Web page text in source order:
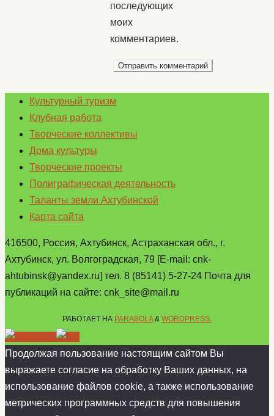
последующих
моих
комментариев.
Культурный туризм
Клубная работа
Творческие коллективы
Дома культуры
Творческие проекты
Полиграфическая деятельность
Таланты земли Ахтубинской
Карта сайта
416500, Россия, Ахтубинск, Астраханская обл., г.
Ахтубинск, ул. Волгоградская, 79 [E-mail: cnk-
ahtubinsk@yandex.ru] тел. 8 (85141) 5-27-24 Почта для
публикаций на сайте: cnk_site@mail.ru
РАБОТАЕТ НА PARABOLA& WORDPRESS.
Продолжая пользование настоящим сайтом Вы
выражаете согласие на обработку Ваших данных, на
использование файлов cookie, а также использование
метрических программных средств для повышения